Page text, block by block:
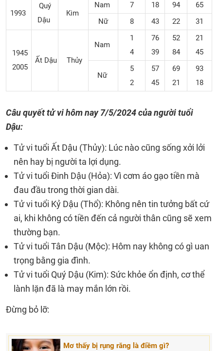
1993
Quý
Dậu
Kim
Nam 7 18 94
65
Nữ
8 43 22 31
1945
2005
Ất Dậu Thủy
Nam
1
4
76
39
52
84
21
45
Nữ
5
2
57
45
69
21
93
18
Câu quyết tử vi hôm nay7/5/2024của người tuổi
Dậu:
Tử vi tuổi Ất Dậu (Thủy): Lúc nào cũng sống xởi lởi
nên hay bị người ta lợi dụng.
Tử vi tuổi Đinh Dậu (Hỏa): Vì cơm áo gạo tiền mà
đau đầu trong thời gian dài.
Tử vi tuổi Kỷ Dậu (Thổ): Không nên tin tưởng bất cứ
ai, khi không có tiền đến cả người thân cũng sẽ xem
thường bạn.
Tử vi tuổi Tân Dậu (Mộc): Hôm nay không có gì uan
trọng bằng gia đình.
Tử vi tuổi Quý Dậu (Kim): Sức khỏe ổn định, cơ thể
lành lặn đã là may mắn lớn rồi.
Đừng bỏ lỡ:
Mơ thấy bị rụng răng là điềm gì?